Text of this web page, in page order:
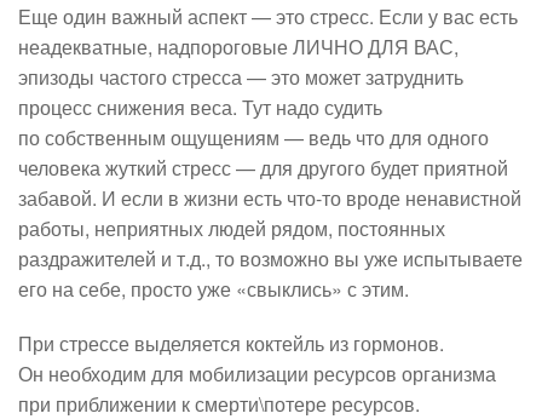
Еще один важный аспект — это стресс. Если у вас есть
неадекватные, надпороговые ЛИЧНО ДЛЯ ВАС,
эпизоды частого стресса — это может затруднить
процесс снижения веса. Тут надо судить
по собственным ощущениям — ведь что для одного
человека жуткий стресс — для другого будет приятной
забавой. И если в жизни есть что-то вроде ненавистной
работы, неприятных людей рядом, постоянных
раздражителей и т.д., то возможно вы уже испытываете
его на себе, просто уже «свыклись» с этим.
При стрессе выделяется коктейль из гормонов.
Он необходим для мобилизации ресурсов организма
при приближении к смерти\потере ресурсов.